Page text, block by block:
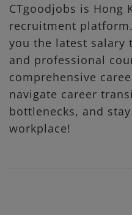
CTgoodjobs is Hong
recruitment
you the latest salary
and professional
comprehensive
navigate career
bottlenecks, and
workplace!